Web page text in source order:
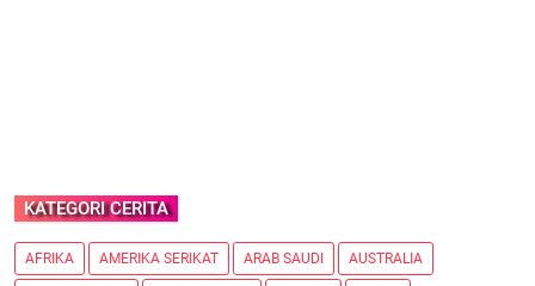
KATEGORI CERITA
AFRIKA AMERIKA SERIKAT ARAB SAUDI AUSTRALIA